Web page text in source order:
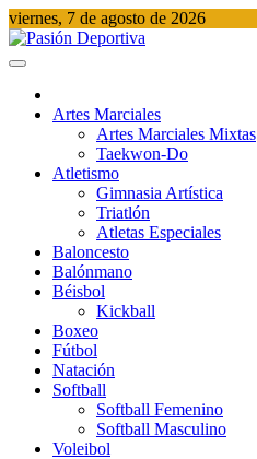
Saltar
al
contenido
viernes, 7 de agosto de 2026
Artes Marciales
Artes Marciales Mixtas
Taekwon-Do
Atletismo
Gimnasia Artística
Triatlón​
Atletas Especiales
Baloncesto
Balónmano
Béisbol
Kickball​
Boxeo
Fútbol
Natación​
Softball​
Softball​ Femenino
Softball​ Masculino
Voleibol​